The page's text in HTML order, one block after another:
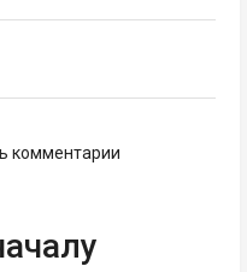
комментарии